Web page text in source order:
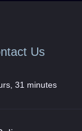
Us
31 minutes